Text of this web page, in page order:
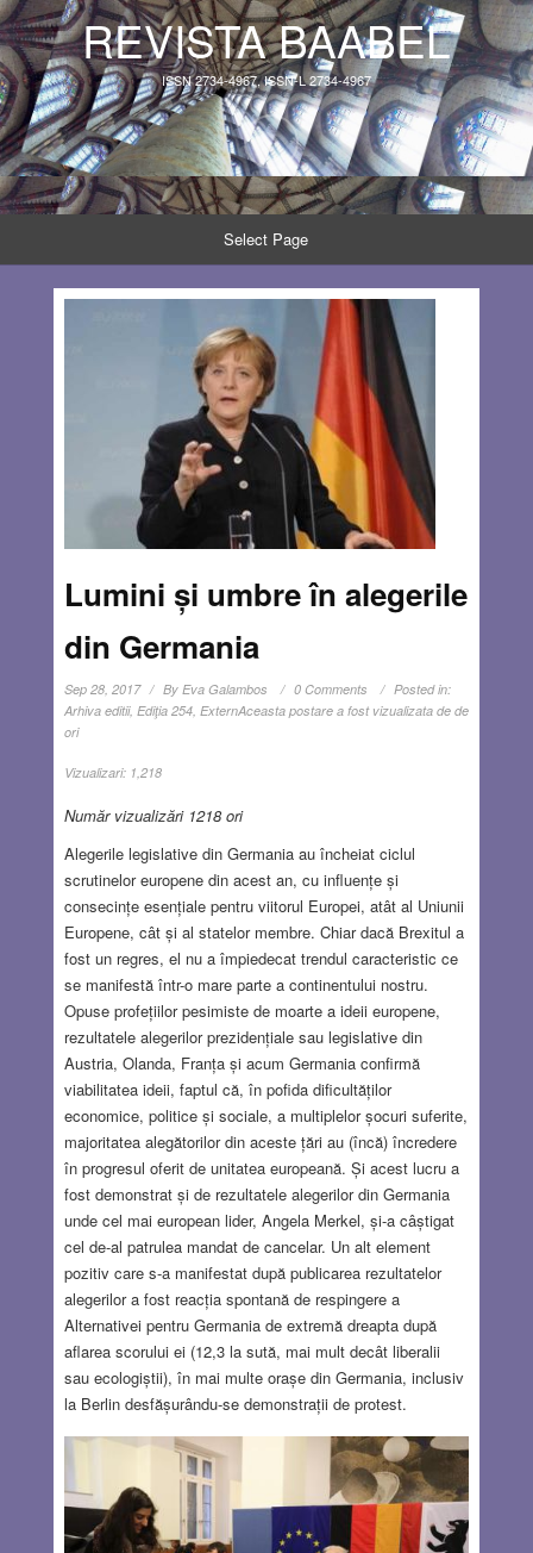
REVISTA BAABEL
ISSN 2734-4967, ISSN-L 2734-4967
Select Page
Lumini și umbre în alegerile
din Germania
Sep 28, 2017 By Eva Galambos 0 Comments
Posted in:
Arhiva editii, Ediţia 254, ExternAceasta postare a fost vizualizata de de
ori
Vizualizari: 1,218
Număr vizualizări 1218 ori
Alegerile legislative din Germania au încheiat ciclul
scrutinelor europene din acest an, cu influențe și
consecințe esențiale pentru viitorul Europei, atât al Uniunii
Europene, cât și al statelor membre. Chiar dacă Brexitul a
fost un regres, el nu a împiedecat trendul caracteristic ce
se manifestă într-o mare parte a continentului nostru.
Opuse profețiilor pesimiste de moarte a ideii europene,
rezultatele alegerilor prezidențiale sau legislative din
Austria, Olanda, Franța și acum Germania confirmă
viabilitatea ideii, faptul că, în pofida dificultăților
economice, politice și sociale, a multiplelor șocuri suferite,
majoritatea alegătorilor din aceste țări au (încă) încredere
în progresul oferit de unitatea europeană. Și acest lucru a
fost demonstrat și de rezultatele alegerilor din Germania
unde cel mai european lider, Angela Merkel, și-a câștigat
cel de-al patrulea mandat de cancelar. Un alt element
pozitiv care s-a manifestat după publicarea rezultatelor
alegerilor a fost reacția spontană de respingere a
Alternativei pentru Germania de extremă dreapta după
aflarea scorului ei (12,3 la sută, mai mult decât liberalii
sau ecologiștii), în mai multe orașe din Germania, inclusiv
la Berlin desfășurându-se demonstrații de protest.